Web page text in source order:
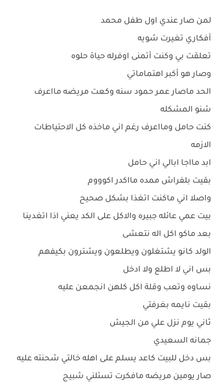
لمن صار عندي اول طفل محمد
أفكاري تغيرت شويه
تعلقت بي وكنت أتمنى اوفرله حياة حلوه
وصار هو أكبر اهتماماتي
الحد ماصار عمر حمود سنه وكعت مريضه مااعرف
شنو المشكله
كنت حامل ومااعرف رغم اني ماخذه كل الاحتياطات
الازمه
ابد مااجا ابالي اني حامل
بقيت بلفراش ممده مااكدر اكوووم
واصلا اني ماكنت اتغذا بشكل صحيح
بيت عمي عائله جبيره والاكل على الكد يعني اذا اتغدينا
بعد ماكو اكل اله نتعشى
الولد كانو يشتغلون ويطلعون ويشترون بكيفهم
بس اني لا اطلع ولا ادخل
نساوه وتعب وقلة اكل كلهن انجمعن عليه
بقيت نايمه بغرفتي
ثاني يوم نزل علي من الجيش
جمانه السعيدي
بس دخل للبيت كاعد يسلم على اهله خالتي شحنته عليه
صار يومين مريضه مافكرت تسئلني شبيج